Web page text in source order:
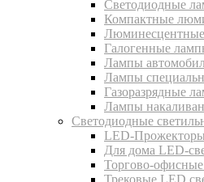
Светодиодные
Компактные
Галогенные
Лампы
Лампы
Газоразрядные
Лампы
Светодиодные
LED-Прожекторы
Для дома LED-
Торгово-
Трековые LED